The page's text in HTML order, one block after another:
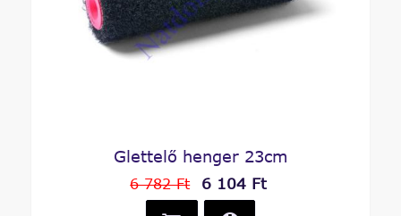
Glettelő henger 23cm
6 782 Ft 6 104 Ft